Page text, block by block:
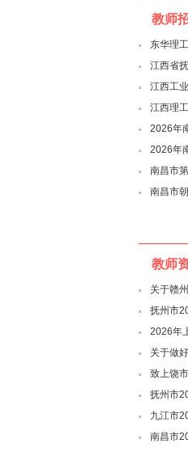
教师
东华理
江西省
江西工
江西理
2026年
2026年
南昌市
南昌市
教师
关于赣
抚州市
2026年
关于做
致上饶
抚州市
九江市
南昌市